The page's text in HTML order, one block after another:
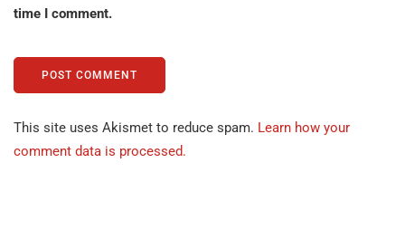
time I comment.
This site uses Akismet to reduce spam. Learn how your
comment data is processed.